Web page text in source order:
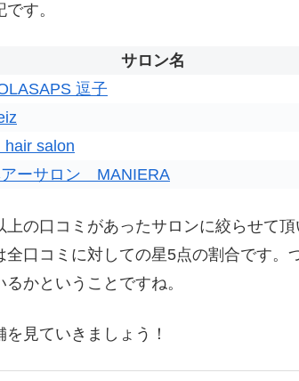
す。
サロン名
逗子
hair salon
ーサロン MANIERA
上の口コミがあったサロンに絞らせて頂
全口コミに対しての星5点の割合です
るかということですね。
を見ていきましょう！